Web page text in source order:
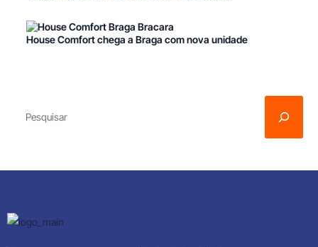
House Comfort chega a Braga com nova unidade